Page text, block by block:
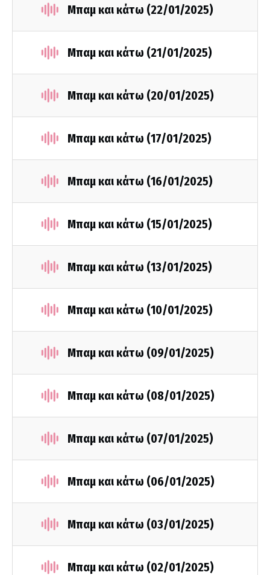
Μπαμ και κάτω (22/01/2025)
Μπαμ και κάτω (21/01/2025)
Μπαμ και κάτω (20/01/2025)
Μπαμ και κάτω (17/01/2025)
Μπαμ και κάτω (16/01/2025)
Μπαμ και κάτω (15/01/2025)
Μπαμ και κάτω (13/01/2025)
Μπαμ και κάτω (10/01/2025)
Μπαμ και κάτω (09/01/2025)
Μπαμ και κάτω (08/01/2025)
Μπαμ και κάτω (07/01/2025)
Μπαμ και κάτω (06/01/2025)
Μπαμ και κάτω (03/01/2025)
Μπαμ και κάτω (02/01/2025)